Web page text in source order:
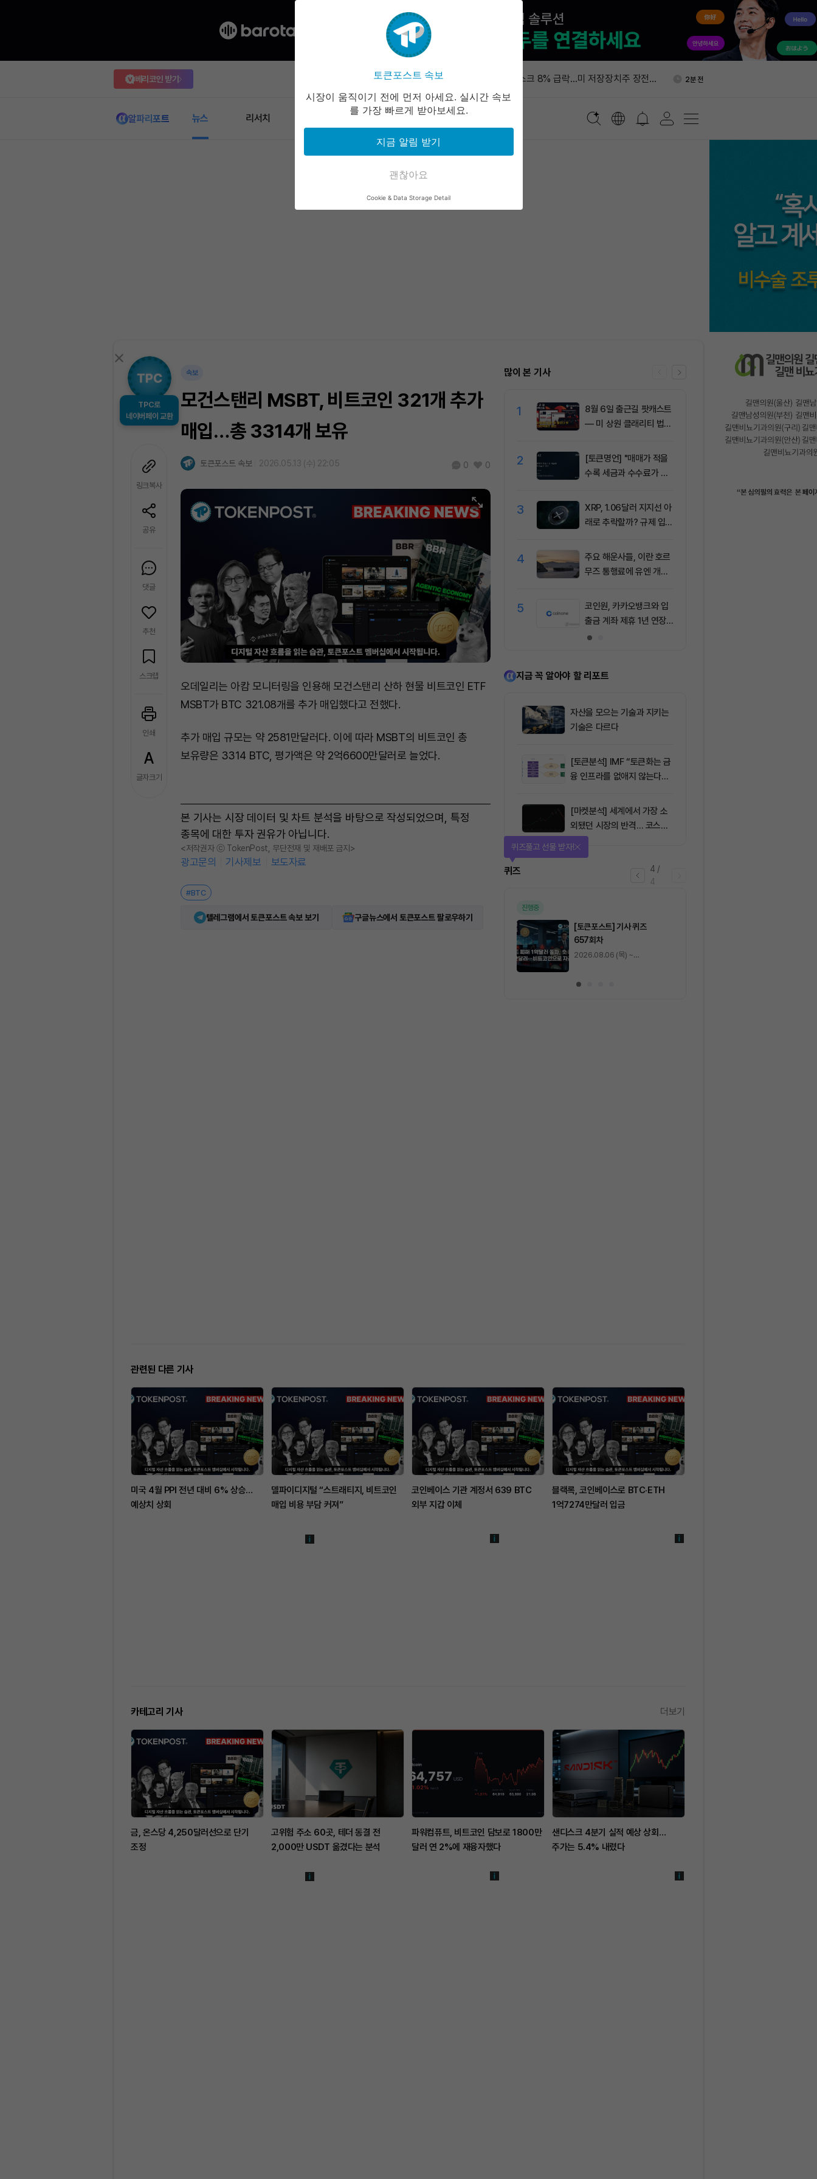
베리코인 받기
코인베이스, 영국서 미국 주식 주5일 24시
6분 전
샌디스크 8% 급락…미 저장장치주 장전
일제히 내렸다
2분 전
러 연 2%에 재융자했다
하이퍼리퀴드, 우선 수수료로 600만 달러
유니스왑, 로빈후드 체인에 토큰 런치패드
샌디스크 8% 급락…미 저장장치주 장전
알파리포트 뉴스 리서치 라운지 커뮤니티
TPC로
네이버페이 교환
링크복사
공유
댓글
추천
스크랩
인쇄
글자크기
속보
모건스탠리 MSBT, 비트코인 321개 추가
매입…총 3314개 보유
토큰포스트 속보 2026.05.13 (수) 22:05 0 0
오데일리는 아캄 모니터링을 인용해 모건스탠리 산하 현물 비트코인 ETF
MSBT가 BTC 321.08개를 추가 매입했다고 전했다.
추가 매입 규모는 약 2581만달러다. 이에 따라 MSBT의 비트코인 총
보유량은 3314 BTC, 평가액은 약 2억6600만달러로 늘었다.
본 기사는 시장 데이터 및 차트 분석을 바탕으로 작성되었으며, 특정
종목에 대한 투자 권유가 아닙니다.
<저작권자 ⓒ TokenPost, 무단전재 및 재배포 금지>
광고문의 기사제보 보도자료
#BTC
텔레그램에서 토큰포스트 속보 보기 구글뉴스에서 토큰포스트 팔로우하기
많이 본 기사
1
8월 6일 출근길 팟캐스트
— 미 상원 클래리티 법안
리움 반등 속 숏 청산 2.3
5억달러
2
[토큰명언] "매매가 적을
수록 세금과 수수료가 적
3
XRP, 1.06달러 지지선 아
래로 추락할까? 규제 입법
4
주요 해운사들, 이란 호르
무즈 통행료에 유엔 개입
5
코인원, 카카오뱅크와 입
출금 계좌 제휴 1년 연장
가능성
[토큰운세]
6일 띠별 토큰
ETF스토어
교육 필요성
지금 꼭 알아야 할 리포트
자산을 모으는 기술과 지키는
기술은 다르다
[토큰분석] IMF “토큰화는 금
융 인프라를 없애지 않는다…
뿐”
[마켓분석] 세계에서 가장 소
외됐던 시장의 반격… 코스피
대규모 숏스퀴즈
1/
미션
매일 미션을 완료하고 보상을 획득!
기사 스탬프 0
관련된 다른 기사
미국 4월 PPI 전년 대비 6% 상승…
예상치 상회
델파이디지털 “스트래티지, 비트코인
매입 비용 부담 커져”
코인베이스 기관 계정서 639 BTC
외부 지갑 이체
블랙록, 코인베이스로 BTC·ETH
1억7274만달러 입금
카테고리 기사 더보기
금, 온스당 4,250달러선으로 단기
조정
고위험 주소 60곳, 테더 동결 전
2,000만 USDT 옮겼다는 분석
파워컴퓨트, 비트코인 담보로 1800만
달러 연 2%에 재융자했다
샌디스크 4분기 실적 예상 상회…
주가는 5.4% 내렸다
토큰포스트 속보
시장이 움직이기 전에 먼저 아세요. 실시간 속보
를 가장 빠르게 받아보세요.
지금 알림 받기
괜찮아요
Cookie & Data Storage Detail